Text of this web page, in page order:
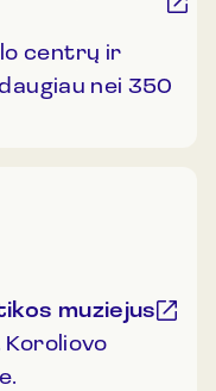
centrų ir
nei 350
muziejus
Koroliovo